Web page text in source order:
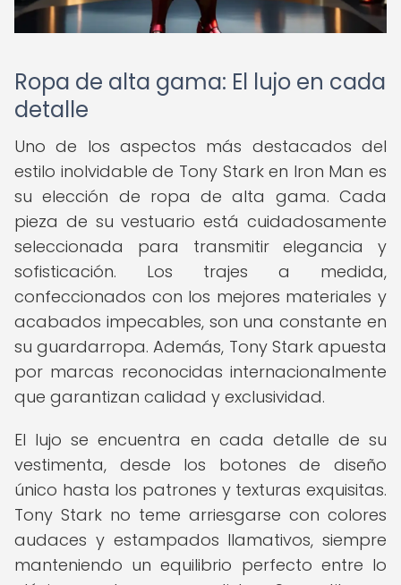
Ropa de alta gama: El lujo en cada
detalle
Uno de los aspectos más destacados del
estilo inolvidable de Tony Stark en Iron Man es
su elección de ropa de alta gama. Cada
pieza de su vestuario está cuidadosamente
seleccionada para transmitir elegancia y
sofisticación. Los trajes a medida,
confeccionados con los mejores materiales y
acabados impecables, son una constante en
su guardarropa. Además, Tony Stark apuesta
por marcas reconocidas internacionalmente
que garantizan calidad y exclusividad.
El lujo se encuentra en cada detalle de su
vestimenta, desde los botones de diseño
único hasta los patrones y texturas exquisitas.
Tony Stark no teme arriesgarse con colores
audaces y estampados llamativos, siempre
manteniendo un equilibrio perfecto entre lo